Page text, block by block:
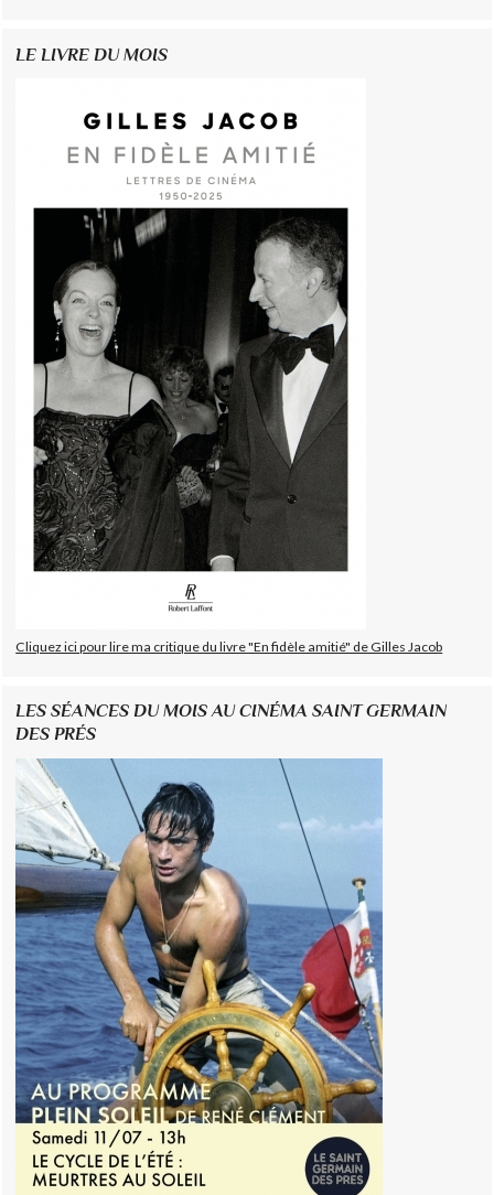
LE LIVRE DU MOIS
Cliquez ici pour lire ma critique du livre "En fidèle amitié" de Gilles Jacob
LES SÉANCES DU MOIS AU CINÉMA SAINT GERMAIN
DES PRÉS